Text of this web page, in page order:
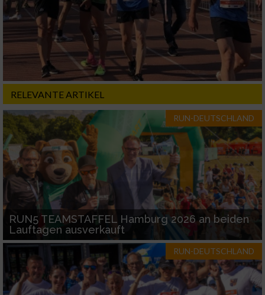
RELEVANTE ARTIKEL
RUN-DEUTSCHLAND
RUN5 TEAMSTAFFEL Hamburg 2026 an beiden
Lauftagen ausverkauft
RUN-DEUTSCHLAND